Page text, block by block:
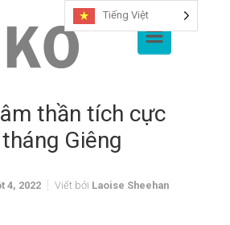
thần tích cực
Giêng
4, 2022 Viết bởi Laoise Sheehan
Tiếng Việt